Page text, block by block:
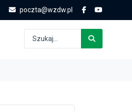
poczta@wzdw.pl